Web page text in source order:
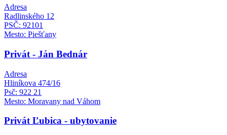
Adresa
Radlinského 12
PSČ: 92101
Mesto: Piešťany
Privát - Ján Bednár
Adresa
Hliníkova 474/16
Psč: 922 21
Mesto: Moravany nad Váhom
Privát Ľubica - ubytovanie